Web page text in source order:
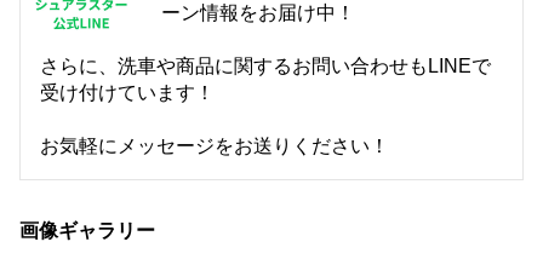
ーン情報をお届け中！
さらに、洗車や商品に関するお問い合わせもLINEで
受け付けています！
お気軽にメッセージをお送りください！
画像ギャラリー